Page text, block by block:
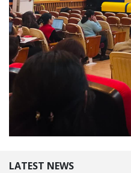
LATEST NEWS